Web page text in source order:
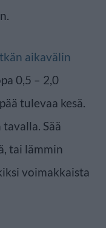
aikavälin
0,5 – 2,0
tulevaa kesä.
Sää
tai lämmin
voimakkaista